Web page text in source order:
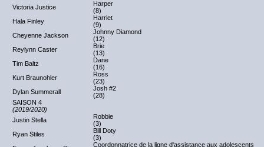
Victoria Justice
Harper
(8)
Hala Finley
Harriet
(9)
Cheyenne Jackson
Johnny Diamond
(12)
Reylynn Caster
Brie
(13)
Tim Baltz
Dane
(16)
Kurt Braunohler
Ross
(23)
Dylan Summerall
Josh #2
(28)
SAISON 4
(2019/2020)
Justin Stella
Robbie
(3)
Ryan Stiles
Bill Doty
(3)
Coordonnatrice de la ligne d'assistance aux adolescents